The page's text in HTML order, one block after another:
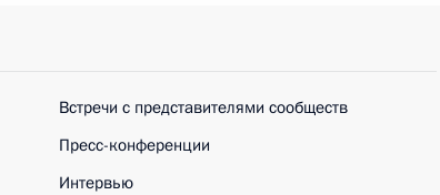
Встречи с представителями сообществ
Пресс-конференции
Интервью